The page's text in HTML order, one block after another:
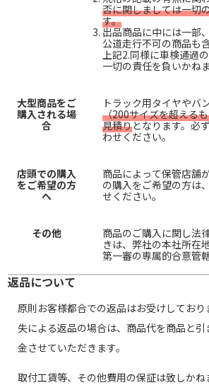
否に関しましては一切
す。
出品商品に中には一部
公道走行不可の商品も
上記2.同様に車検通過
一切の責任を負いかねま
大型商品をご
購入される場
合
トラック用タイヤやバ
（200サイズを超える
見積りとなります。必
わせください。
店頭での購入
をご希望の方
へ
商品によって保管店舗
の購入をご希望の方は
せください。
その他
商品のご購入に関し法
きは、弊社の本社所在
第一審の専属的合意管
返品について
原則お客様都合での返品はお受けしてお
失による返品の場合は、商品代を商品と
金させていただきます。
取付工賃等、その他費用の保証は致しか